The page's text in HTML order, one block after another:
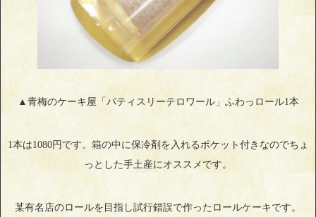
▲青梅のケーキ屋「パティスリーテロワール」ふわっロール1本
1本は1080円です。箱の中に保冷剤を入れるポケット付きなのでちょ
っとした手土産にオススメです。
某有名店のロールを目指し試行錯誤で作ったロールケーキです。